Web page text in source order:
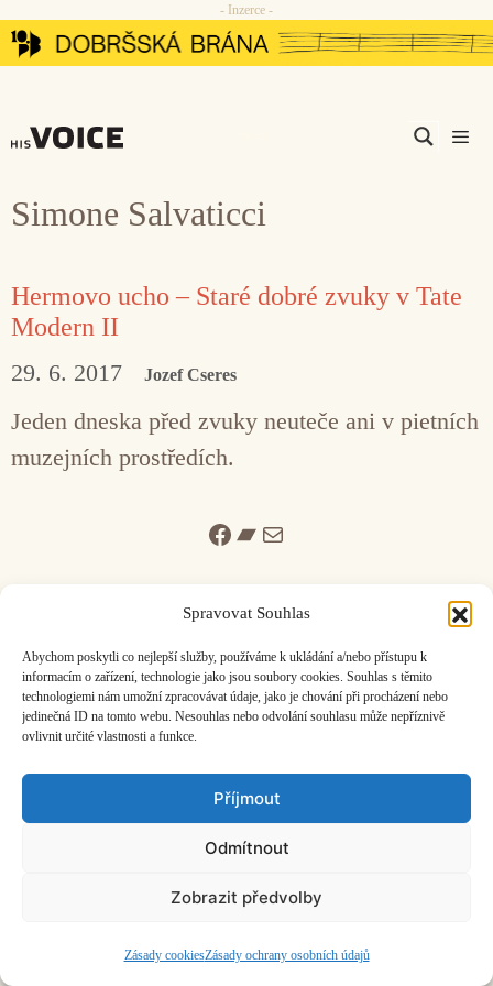
Spravovat Souhlas
Abychom poskytli co nejlepší služby, používáme k ukládání a/nebo přístupu k
informacím o zařízení, technologie jako jsou soubory cookies. Souhlas s těmito
technologiemi nám umožní zpracovávat údaje, jako je chování při procházení nebo
jedinečná ID na tomto webu. Nesouhlas nebo odvolání souhlasu může nepříznivě
ovlivnit určité vlastnosti a funkce.
Příjmout
Odmítnout
Zobrazit předvolby
Zásady cookiesZásady ochrany osobních údajů
Přeskočit
na
- Inzerce -
Simone Salvaticci
Hermovo ucho – Staré dobré zvuky v Tate
Modern II
29. 6. 2017 Jozef Cseres
Jeden dneska před zvuky neuteče ani v pietních
muzejních prostředích.
Facebook
Bandcamp
Mail
ČASOPIS O JINÉ HUDBĚ | vydáváHudební informační středisko
založeno 2001 | Kontaktujte nás: info@hisvoice.cz
©2026 HISvoice – design a admin
Atelier Dokument